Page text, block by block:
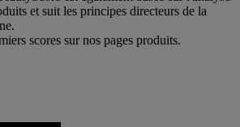
et suit les principes directeurs de la
scores sur nos pages produits.